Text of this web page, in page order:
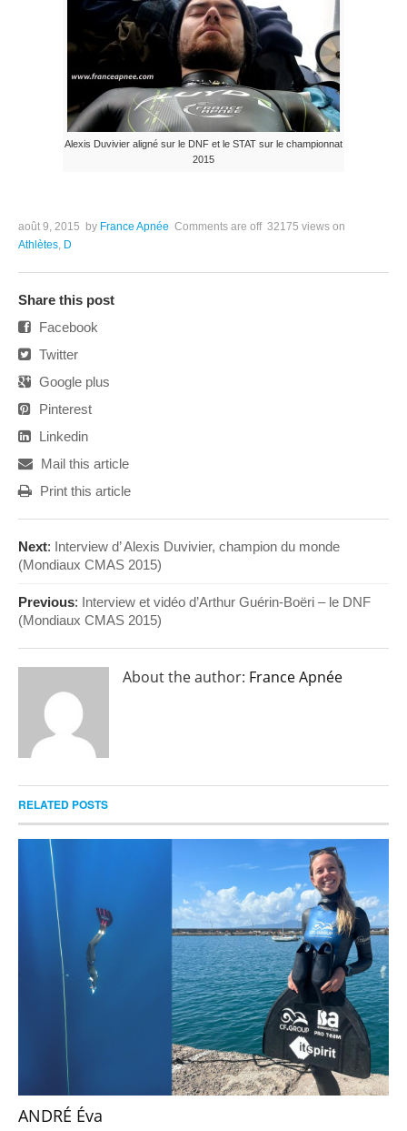
Alexis Duvivier aligné sur le DNF et le STAT sur le championnat
2015
août 9, 2015 by France Apnée Comments are off 32175 views on
Athlètes D
Share this post
Facebook
Twitter
Google plus
Pinterest
Linkedin
Mail this article
Print this article
Next: Interview d’ Alexis Duvivier, champion du monde
(Mondiaux CMAS 2015)
Previous: Interview et vidéo d’Arthur Guérin-Boëri – le DNF
(Mondiaux CMAS 2015)
About the author: France Apnée
RELATED POSTS
ANDRÉ Éva